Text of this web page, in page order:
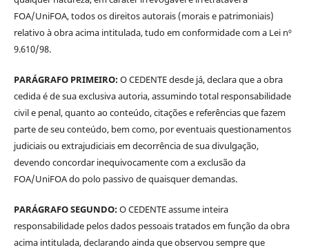
FOA/UniFOA, todos os direitos autorais (morais e patrimoniais)
relativo à obra acima intitulada, tudo em conformidade com a Lei nº
9.610/98.
PARÁGRAFO PRIMEIRO:O CEDENTE desde já, declara que a obra
cedida é de sua exclusiva autoria, assumindo total responsabilidade
civil e penal, quanto ao conteúdo, citações e referências que fazem
parte de seu conteúdo, bem como, por eventuais questionamentos
judiciais ou extrajudiciais em decorrência de sua divulgação,
devendo concordar inequivocamente com a exclusão da
FOA/UniFOA do polo passivo de quaisquer demandas.
PARÁGRAFO SEGUNDO:O CEDENTE assume inteira
responsabilidade pelos dados pessoais tratados em função da obra
acima intitulada, declarando ainda que observou sempre que